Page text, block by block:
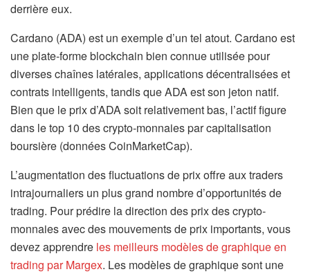
derrière eux.
Cardano (ADA) est un exemple d’un tel atout. Cardano est
une plate-forme blockchain bien connue utilisée pour
diverses chaînes latérales, applications décentralisées et
contrats intelligents, tandis que ADA est son jeton natif.
Bien que le prix d’ADA soit relativement bas, l’actif figure
dans le top 10 des crypto-monnaies par capitalisation
boursière (données CoinMarketCap).
L’augmentation des fluctuations de prix offre aux traders
intrajournaliers un plus grand nombre d’opportunités de
trading. Pour prédire la direction des prix des crypto-
monnaies avec des mouvements de prix importants, vous
devez apprendre les meilleurs modèles de graphique en
trading par Margex. Les modèles de graphique sont une